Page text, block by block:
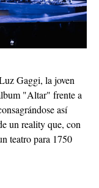
Gaggi, la joven
"Altar" frente a
así
un reality que, con
teatro para 1750